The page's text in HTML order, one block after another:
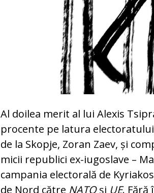
Al doilea merit al lui Alexis
procente pe latura
de la Skopje, Zoran Zaev, și
micii republici ex-iugoslave –
campania electorală de
de Nord către NATOși UE. Fără